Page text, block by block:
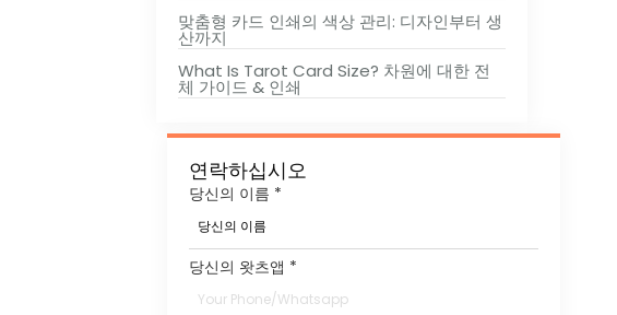
맞춤형 카드 인쇄의 색상 관리: 디자인부터 생
산까지
What Is Tarot Card Size? 차원에 대한 전
체 가이드 & 인쇄
연락하십시오
당신의 이름 *
당신의 왓츠앱 *